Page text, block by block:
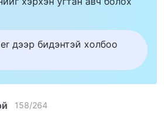
дээр бидэнтэй холбоо
158/264